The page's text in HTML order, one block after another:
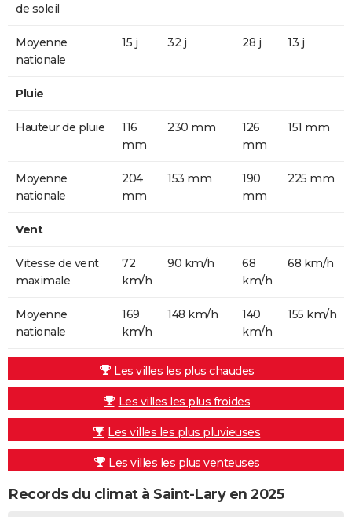
de soleil
Moyenne
nationale
15 j 32 j 28 j 13 j
Pluie
Hauteur de pluie
116
mm
230 mm
126
mm
151 mm
Moyenne
nationale
204
mm
153 mm
190
mm
225 mm
Vent
Vitesse de vent
maximale
72
km/h
90 km/h
68
km/h
68 km/h
Moyenne
nationale
169
km/h
148 km/h
140
km/h
155 km/h
Les villes les plus chaudes
Les villes les plus froides
Les villes les plus pluvieuses
Les villes les plus venteuses
Records du climat à Saint-Lary en 2025